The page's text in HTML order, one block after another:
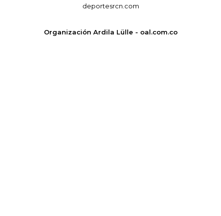
deportesrcn.com
Organización Ardila Lülle - oal.com.co